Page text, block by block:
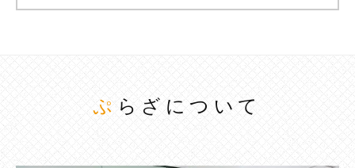
ぷらざについて